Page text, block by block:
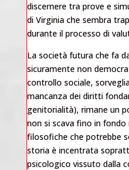
discernere tra prove e
di Virginia che sembra
durante il processo di
La società futura che fa
sicuramente non
controllo sociale,
mancanza dei diritti
genitorialità), rimane un
non si scava fino in
filosofiche che potrebbe
storia è incentrata
psicologico vissuto dalla